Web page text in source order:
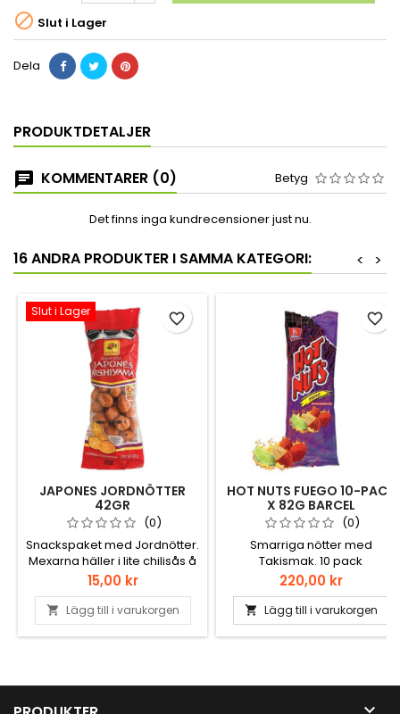
 Slut i Lager
Dela
PRODUKTDETALJER
KOMMENTARER (0) Betyg
Det finns inga kundrecensioner just nu.
16 ANDRA PRODUKTER I SAMMA KATEGORI: >
<
Slut i Lager
JAPONES JORDNÖTTER
42GR
(0)
Snackspaket med Jordnötter.
Mexarna häller i lite chilisås å
skakar om. Förslagsvis Salsa
Valentina.
Pris
15,00 kr
 Lägg till i varukorgen
favorite_border
HOT NUTS FUEGO 10-PACK
X 82G BARCEL
(0)
Smarriga nötter med
Takismak. 10 pack
Pris
220,00 kr
 Lägg till i varukorgen
favorite_border